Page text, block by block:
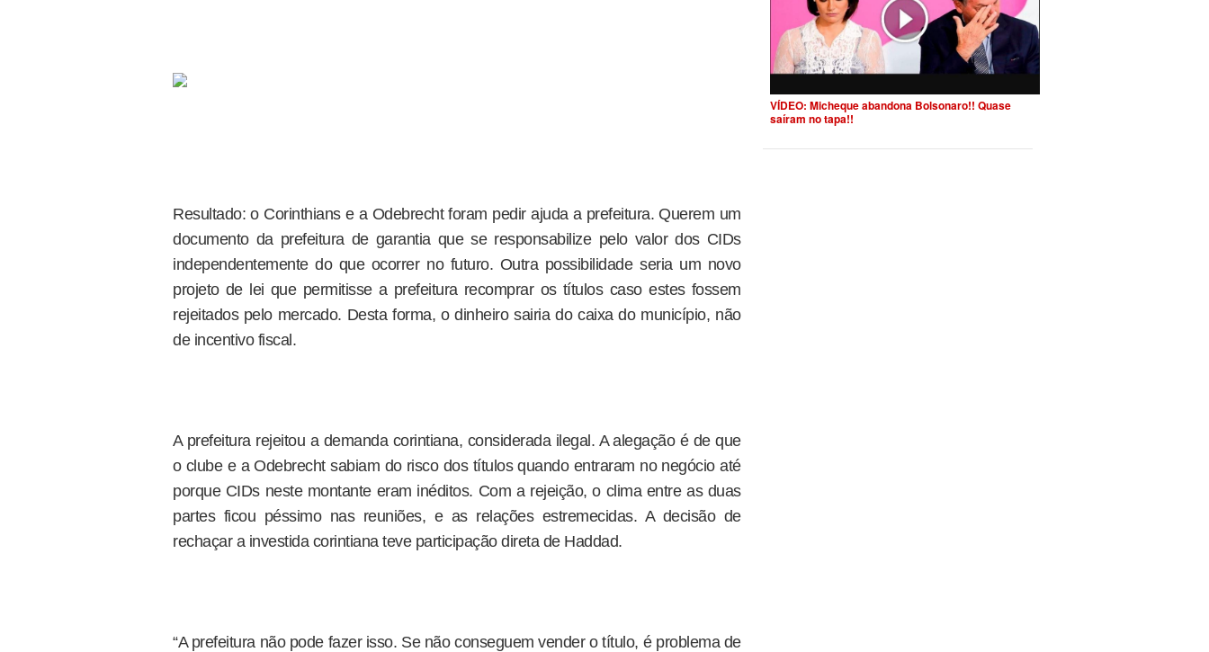
Resultado: o Corinthians e a Odebrecht foram pedir ajuda a prefeitura. Querem um
documento da prefeitura de garantia que se responsabilize pelo valor dos CIDs
independentemente do que ocorrer no futuro. Outra possibilidade seria um novo
projeto de lei que permitisse a prefeitura recomprar os títulos caso estes fossem
rejeitados pelo mercado. Desta forma, o dinheiro sairia do caixa do município, não
de incentivo fiscal.
A prefeitura rejeitou a demanda corintiana, considerada ilegal. A alegação é de que
o clube e a Odebrecht sabiam do risco dos títulos quando entraram no negócio até
porque CIDs neste montante eram inéditos. Com a rejeição, o clima entre as duas
partes ficou péssimo nas reuniões, e as relações estremecidas. A decisão de
rechaçar a investida corintiana teve participação direta de Haddad.
“A prefeitura não pode fazer isso. Se não conseguem vender o título, é problema de
VÍDEO: Micheque abandona Bolsonaro!! Quase
saíram no tapa!!